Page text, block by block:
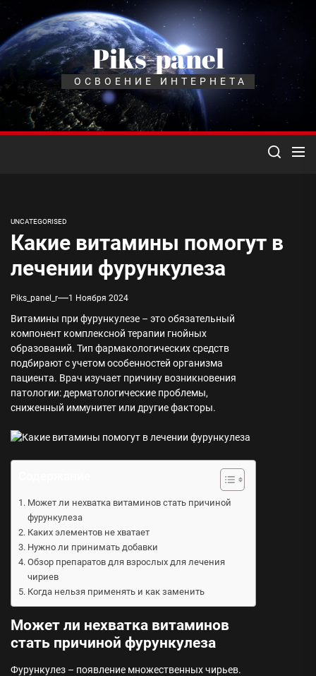
Перейти
содержимому
Piks-panel
ОСВОЕНИЕ ИНТЕРНЕТА
UNCATEGORISED
Какие витамины помогут в
лечении фурункулеза
Piks_panel_r 1 Ноября 2024
Витамины при фурункулезе – это обязательный
компонент комплексной терапии гнойных
образований. Тип фармакологических средств
подбирают с учетом особенностей организма
пациента. Врач изучает причину возникновения
патологии: дерматологические проблемы,
сниженный иммунитет или другие факторы.
Может ли нехватка витаминов стать причиной
фурункулеза
Каких элементов не хватает
Нужно ли принимать добавки
Обзор препаратов для взрослых для лечения
чириев
Когда нельзя применять и как заменить
Может ли нехватка витаминов
стать причиной фурункулеза
Фурункулез – появление множественных чирьев.